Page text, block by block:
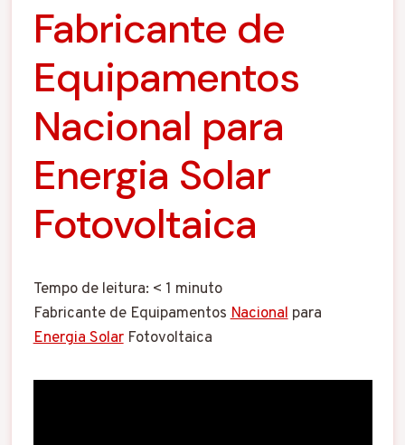
Fabricante de
Equipamentos
Nacional para
Energia Solar
Fotovoltaica
Tempo de leitura: < 1 minuto
Fabricante de EquipamentosNacionalpara
Energia SolarFotovoltaica